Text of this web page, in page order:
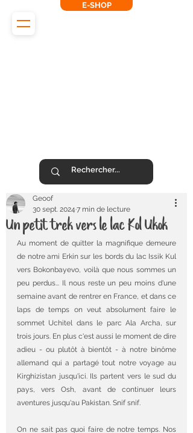
E-SHOP
Un petit trek vers le lac Kol Ukok
Geoof
30 sept. 2024 7 min de lecture
Au moment de quitter la magnifique demeure
de notre ami Erkin sur les bords du lac Issik Kul
vers Bokonbayevo, voilà que nous sommes un
peu perdus... Il nous reste un peu moins d'une
semaine avant de rentrer en France, et dans ce
laps de temps on veut absolument faire le
sommet Uchitel dans le parc Ala Archa, sur
trois jours. En plus c'est aussi le moment de dire
adieu - ou plutôt à bientôt - à notre binôme
allemand qui a partagé tout notre voyage au
Kirghizistan jusqu'ici. Ils partent vers le sud du
pays, vers Osh, avant de continuer leurs
aventures jusqu'au Pakistan. Snif snif.
On ne sait pas quoi faire de notre temps. Nos